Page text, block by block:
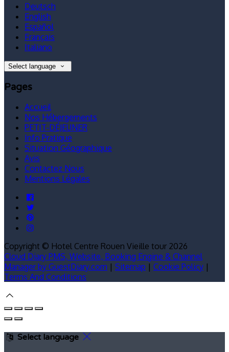
Deutsch
English
Español
Français
Italiano
Select language
Pages
Accueil
Nos Hébergements
PETIT-DÉJEUNER
Info Pratique
Situation Géographique
Avis
Contactez Nous
Mentions Légales
Copyright © Hotel Centre Rouen Vieille tour 2026
Cloud Diary PMS, Website, Booking Engine & Channel
Manager by GuestDiary.com | Sitemap | Cookie Policy |
Terms And Conditions
Select language